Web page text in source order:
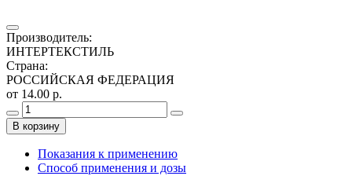
Производитель:
ИНТЕРТЕКСТИЛЬ
Страна:
РОССИЙСКАЯ ФЕДЕРАЦИЯ
от 14.00 р.
В корзину
Показания к применению
Способ применения и дозы